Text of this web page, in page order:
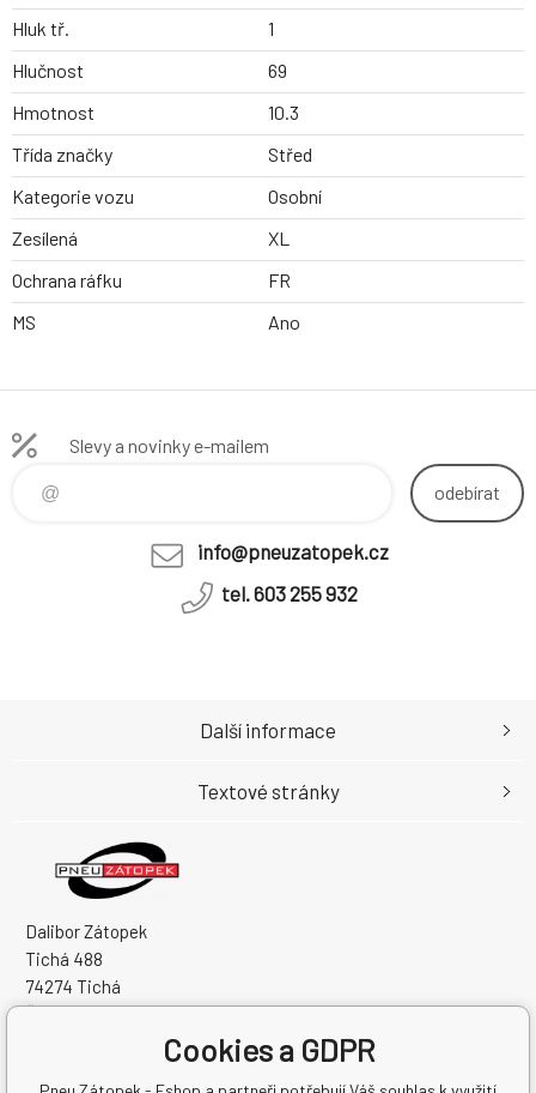
Hluk tř.
1
Hlučnost
69
Hmotnost
10.3
Třída značky
Střed
Kategorie vozu
Osobní
Zesílená
XL
Ochrana ráfku
FR
MS
Ano
Slevy a novinky e-mailem
odebírat
info@pneuzatopek.cz
tel. 603 255 932
Dalibor Zátopek
Tichá 488
74274 Tichá
Česká Republika
DIČ: CZ7504094994
Další informace
Textové stránky
Cookies a GDPR